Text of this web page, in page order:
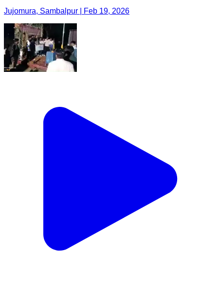
Jujomura, Sambalpur | Feb 19, 2026